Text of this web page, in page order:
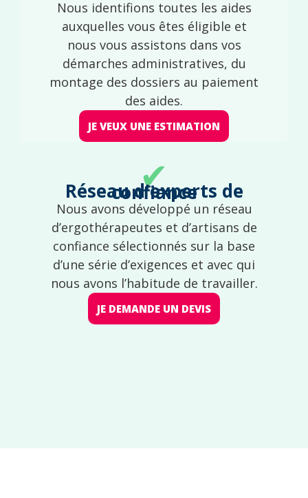
Nous identifions toutes les aides
auxquelles vous êtes éligible et
nous vous assistons dans vos
démarches administratives, du
montage des dossiers au paiement
des aides.
JE VEUX UNE ESTIMATION
✔
Réseau d'experts de confiance
Nous avons développé un réseau
d’ergothérapeutes et d’artisans de
confiance sélectionnés sur la base
d’une série d’exigences et avec qui
nous avons l’habitude de travailler.
JE DEMANDE UN DEVIS